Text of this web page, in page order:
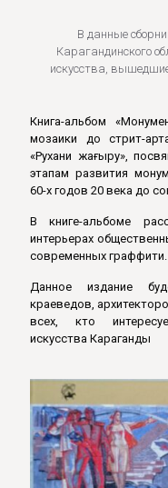
В данные
Карагандинского
искусства,
Книга-альбом
мозаики до стрит-
«Рухани жаңғыру»,
этапам развития
60-х годов 20 века до
В книге-альбоме
интерьерах
современных граффити.
Данное издание
краеведов,
всех, кто
искусства Караганды